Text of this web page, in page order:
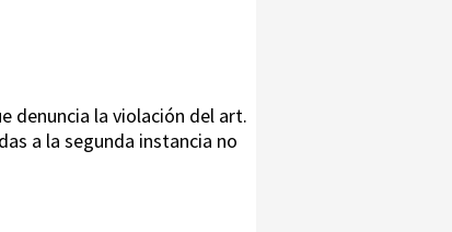
denuncia la violación del art.
a la segunda instancia no